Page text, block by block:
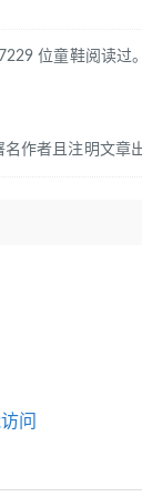
位童鞋阅读过
名作者且注明文章
问